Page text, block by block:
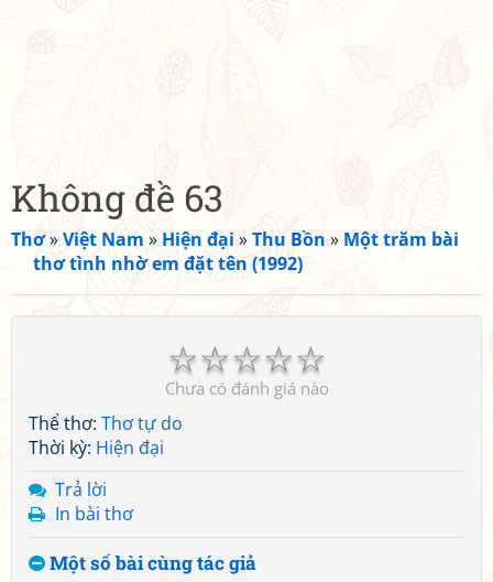
Không đề 63
Thơ»Việt Nam » Hiện đại »Thu Bồn » Một trăm bài
thơ tình nhờ em đặt tên (1992)
☆
☆
☆
☆
☆
Chưa có đánh giá nào
Thể thơ: Thơ tự do
Thời kỳ: Hiện đại
Trả lời
In bài thơ
Một số bài cùng tác giả